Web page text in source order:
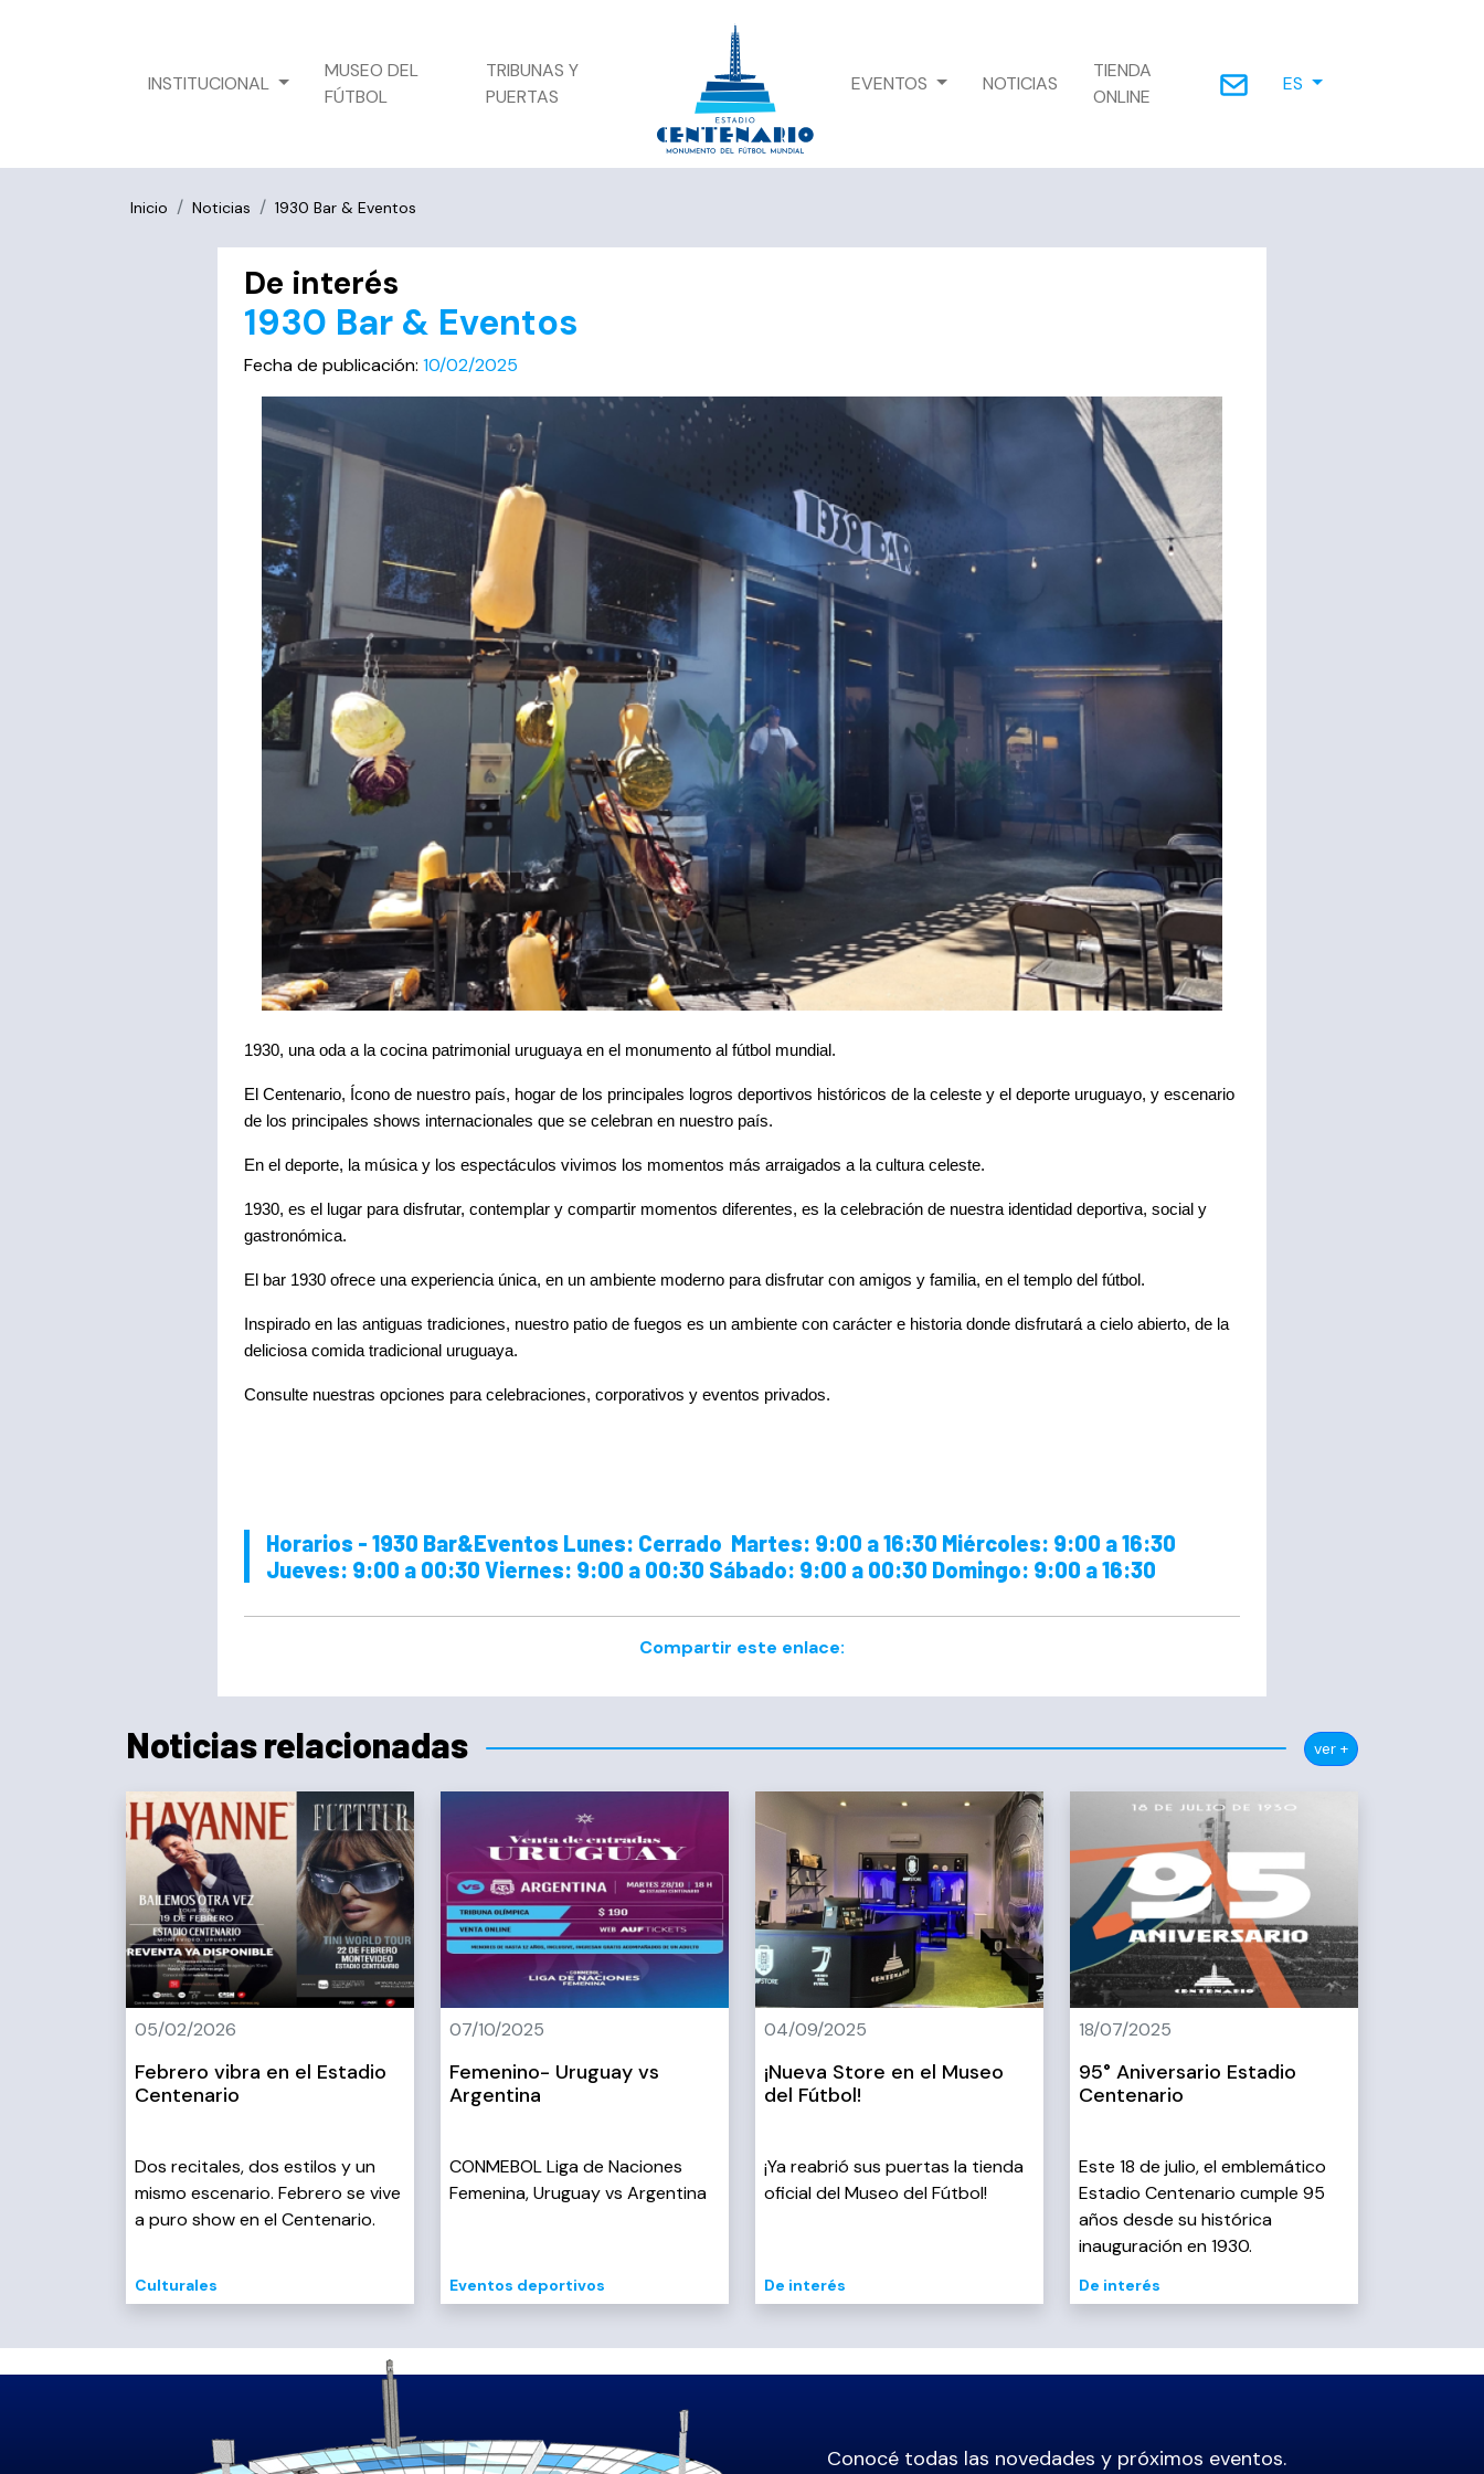
INSTITUCIONAL
MUSEO DEL
FÚTBOL
TRIBUNAS Y
PUERTAS
EVENTOS NOTICIAS
TIENDA
ONLINE
ES
Inicio Noticias 1930 Bar & Eventos
De interés
1930 Bar & Eventos
Fecha de publicación: 10/02/2025
1930, una oda a la cocina patrimonial uruguaya en el monumento al fútbol mundial.
El Centenario, Ícono de nuestro país, hogar de los principales logros deportivos históricos de la celeste y el deporte uruguayo, y escenario
de los principales shows internacionales que se celebran en nuestro país.
En el deporte, la música y los espectáculos vivimos los momentos más arraigados a la cultura celeste.
1930, es el lugar para disfrutar, contemplar y compartir momentos diferentes, es la celebración de nuestra identidad deportiva, social y
gastronómica.
El bar 1930 ofrece una experiencia única, en un ambiente moderno para disfrutar con amigos y familia, en el templo del fútbol.
Inspirado en las antiguas tradiciones, nuestro patio de fuegos es un ambiente con carácter e historia donde disfrutará a cielo abierto, de la
deliciosa comida tradicional uruguaya.
Consulte nuestras opciones para celebraciones, corporativos y eventos privados.
Horarios - 1930 Bar&Eventos Lunes: Cerrado Martes: 9:00 a 16:30 Miércoles: 9:00 a 16:30
Jueves: 9:00 a 00:30 Viernes: 9:00 a 00:30 Sábado: 9:00 a 00:30 Domingo: 9:00 a 16:30
Compartir este enlace:
Noticias relacionadas ver +
05/02/2026
Febrero vibra en el Estadio
Centenario
Dos recitales, dos estilos y un
mismo escenario. Febrero se vive
a puro show en el Centenario.
Culturales
07/10/2025
Femenino- Uruguay vs
Argentina
CONMEBOL Liga de Naciones
Femenina, Uruguay vs Argentina
Eventos deportivos
04/09/2025
¡Nueva Store en el Museo
del Fútbol!
¡Ya reabrió sus puertas la tienda
oficial del Museo del Fútbol!
De interés
18/07/2025
95° Aniversario Estadio
Centenario
Este 18 de julio, el emblemático
Estadio Centenario cumple 95
años desde su histórica
inauguración en 1930.
De interés
Conocé todas las novedades y próximos eventos.